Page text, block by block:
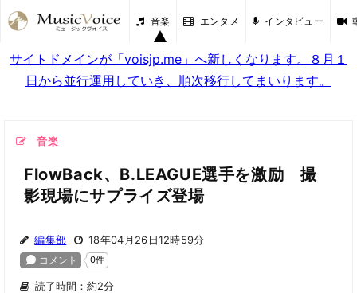
音楽 エンタメ インタビュー
サイトドメインが「voisjp.me」へ新しくなります。８月１
日から並行運用していき、順次移行してまいります。
音楽
FlowBack、B.LEAGUE選手を激励 撮
影現場にサプライズ登場
編集部 18年04月26日12時59分
読了時間：約2分